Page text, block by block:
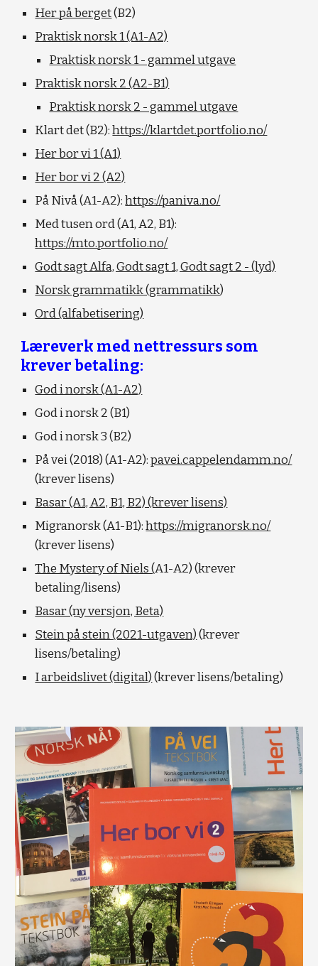
Her på berget (B2)
Praktisk norsk 1 (A1-A2)
Praktisk norsk 1 - gammel utgave
Praktisk norsk 2 (A2-B1)
Praktisk norsk 2 - gammel utgave
Klart det (B2): https://klartdet.portfolio.no/
Her bor vi 1 (A1)
Her bor vi 2 (A2)
På Nivå (A1-A2): https://paniva.no/
https://mto.portfolio.no/
Godt sagt Alfa, Godt sagt 1, Godt sagt 2 - (lyd)
Norsk grammatikk (grammatikk)
Ord (alfabetisering)
Læreverk med nettressurs som
krever betaling:
God i norsk (A1-A2)
God i norsk 2 (B1)
God i norsk 3 (B2)
På vei (2018) (A1-A2): pavei.cappelendamm.no/
(krever lisens)
Basar (A1, A2, B1, B2) (krever lisens)
Migranorsk (A1-B1): https://migranorsk.no/
(krever lisens)
The Mystery of Niels (A1-A2) (krever
betaling/lisens)
Basar (ny versjon, Beta)
Stein på stein (2021-utgaven) (krever
lisens/betaling)
I arbeidslivet (digital) (krever lisens/betaling)